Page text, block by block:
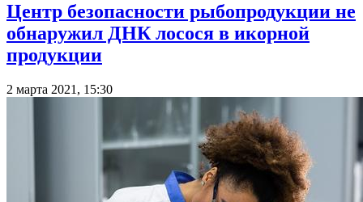
Центр безопасности рыбопродукции не
обнаружил ДНК лосося в икорной
продукции
2 марта 2021, 15:30